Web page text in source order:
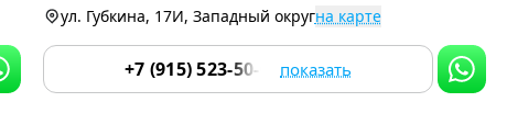
ул. Губкина, 17И, Западный округна карте
+7 (915) 523-50-05показать